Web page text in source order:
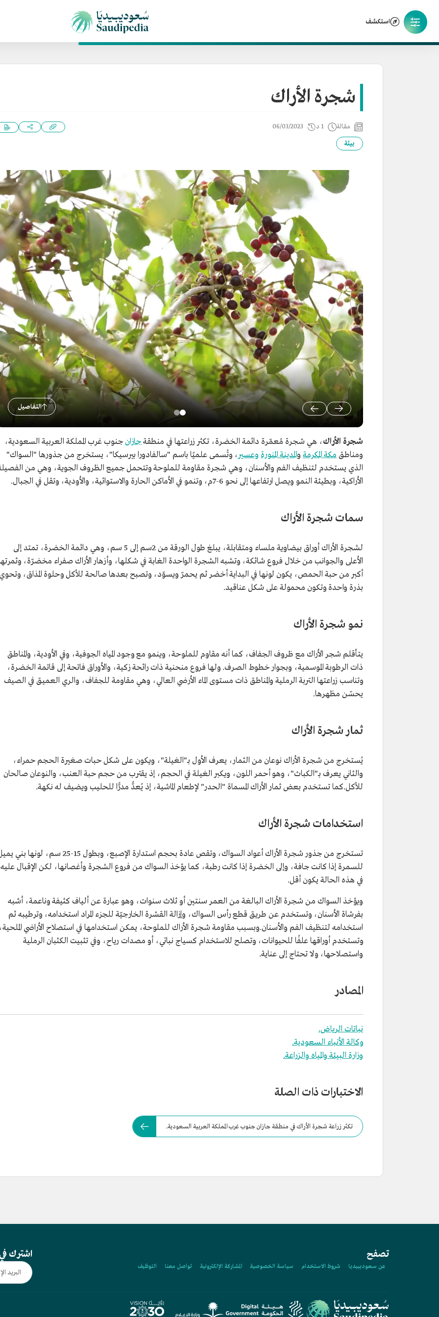
استكشف
شجرة الأراك
مقالة 1 د 06/03/2023
بيئة
التفاصيل
شجرة الأراك، هي شجرة مُعمّرة دائمة الخضرة، تكثر زراعتها في منطقةجازانجنوب غرب المملكة العربية السعودية،
ومناطق مكة المكرمة والمدينة المنورة وعسير، وتُسمى علميًا باسم "سالفادورا بيرسيكا"، يستخرج من جذورها "السواك"
الذي يستخدم لتنظيف الفم والأسنان، وهي شجرة مقاومة للملوحة وتتحمل جميع الظروف الجوية، وهي من
الأراكية، وبطيئة النمو ويصل ارتفاعها إلى نحو 6-7م، وتنمو في الأماكن الحارة والاستوائية، والأودية، وتقل في الجبال.
سمات شجرة الأراك
لشجرة الأراك أوراق بيضاوية ملساء ومتقابلة، يبلغ طول الورقة من 2سم إلى 5 سم، وهي دائمة الخضرة، تمتد إلى
الأعلى والجوانب من خلال فروع شائكة، وتشبه الشجرة الواحدة الغابة في شكلها، وأزهار الأراك صفراء مخضرّة،
أكبر من حبة الحمص، يكون لونها في البداية أخضر ثم يحمرّ ويسوّد، وتصبح بعدها صالحة للأكل وحلوة المذاق،
بذرة واحدة وتكون محمولة على شكل عناقيد.
نمو شجرة الأراك
يتأقلم شجر الأراك مع ظروف الجفاف، كما أنه مقاوم للملوحة، وينمو مع وجود المياه الجوفية، وفي الأودية، والمناطق
ذات الرطوبة الموسمية، وبجوار خطوط الصرف. ولها فروع منحنية ذات رائحة زكية، والأوراق فاتحة إلى قاتمة الخضرة،
وتناسب زراعتها التربة الرملية والمناطق ذات مستوى الماء الأرضي العالي، وهي مقاومة للجفاف، والري العميق في الصيف
يحسّن مظهرها.
ثمار شجرة الأراك
يُستخرج من شجرة الأراك نوعان من الثمار، يعرف الأول بـ"الغيلة"، ويكون على شكل حبات صغيرة الحجم حمراء،
والثاني يعرف بـ"الكباث"، وهو أحمر اللون، ويكبر الغيلة في الحجم، إذ يقترب من حجم حبة العنب، والنوعان صالحان
للأكل.كما تستخدم بعض ثمار الأراك المسماة "الحدر" لإطعام الماشية، إذ يُعدُّ مدرًّا للحليب ويضيف له نكهة.
استخدامات شجرة الأراك
تستخرج من جذور شجرة الأراك أعواد السواك، وتقص عادة بحجم استدارة الإصبع، وبطول 15-25 سم، لونها
للسمرة إذا كانت جافة، وإلى الخضرة إذا كانت رطبة، كما يؤخذ السواك من فروع الشجرة وأغصانها، لكن الإقبال عليه
في هذه الحالة يكون أقل.
ويؤخذ السواك من شجرة الأراك البالغة من العمر سنتين أو ثلاث سنوات، وهو عبارة عن ألياف كثيفة وناعمة، أشبه
بفرشاة الأسنان، وتستخدم عن طريق قطع رأس السواك، وإزالة القشرة الخارجيّة للجزء المراد استخدامه، وترطيبه ثم
استخدامه لتنظيف الفم والأسنان.وبسبب مقاومة شجرة الأراك للملوحة، يمكن استخدامها في استصلاح الأراضي
وتستخدم أوراقها علفًا للحيوانات، وتصلح للاستخدام كسياج نباتي، أو مصدات رياح، وفي تثبيت الكثبان الرملية
واستصلاحها، ولا تحتاج إلى عناية.
المصادر
نباتات الرياض.
وكالة الأنباء السعودية.
وزارة البيئة والمياه والزراعة.
الاختبارات ذات الصلة
تكثر زراعة شجرة الأراك في منطقة جازان جنوب غرب المملكة العربية السعودية.
تصفح
عن سعوديبيديا شروط الاستخدام سياسة الخصوصية المشاركة الإلكترونية تواصل معنا التوظيف
اشترك